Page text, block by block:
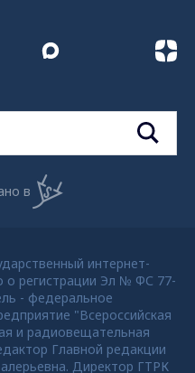
в
интернет-
о регистрации Эл № ФС 77-
- федеральное
"Всероссийская
и радиовещательная
Главной редакции
Директор ГТРК